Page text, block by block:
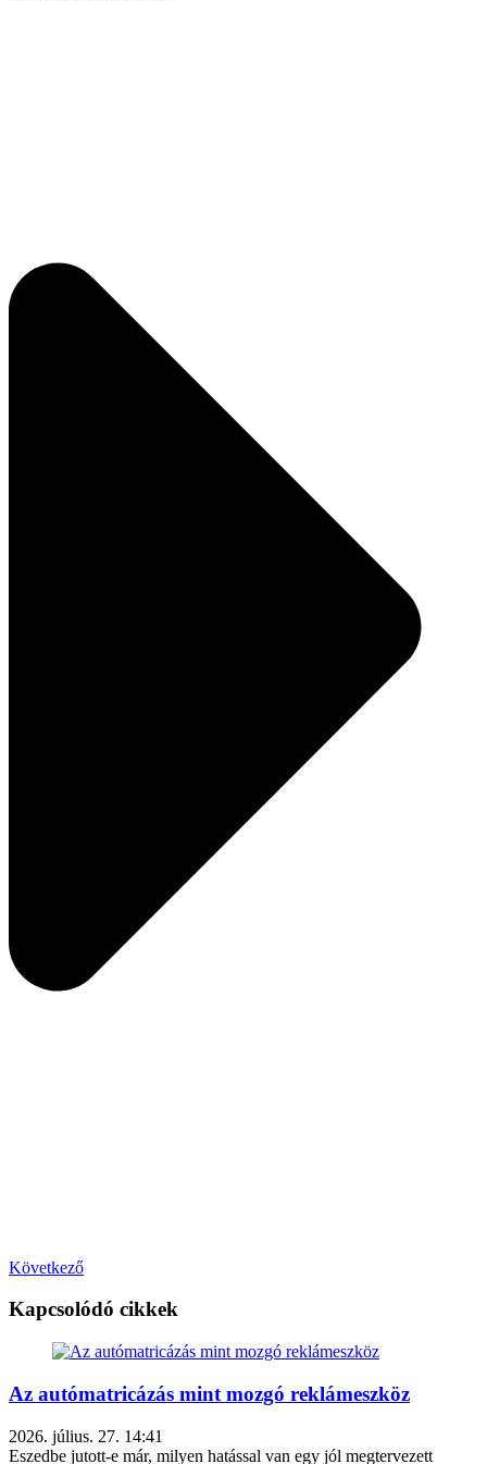
Következő
Kapcsolódó cikkek
Az autómatricázás mint mozgó reklámeszköz
2026. július. 27. 14:41
Eszedbe jutott-e már, milyen hatással van egy jól megtervezett